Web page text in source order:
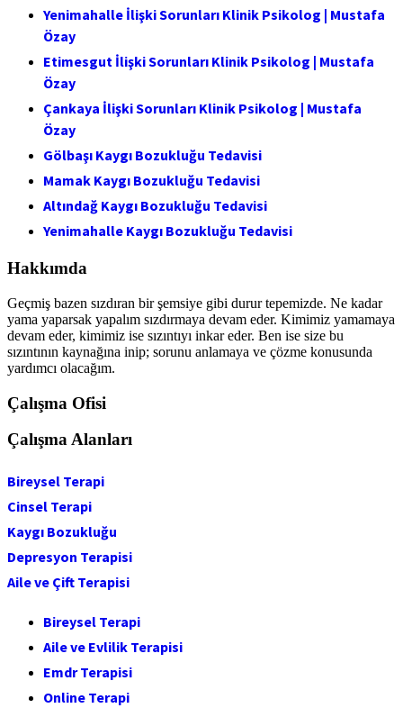
Yenimahalle İlişki Sorunları Klinik Psikolog | Mustafa
Özay
Etimesgut İlişki Sorunları Klinik Psikolog | Mustafa
Özay
Çankaya İlişki Sorunları Klinik Psikolog | Mustafa
Özay
Gölbaşı Kaygı Bozukluğu Tedavisi
Mamak Kaygı Bozukluğu Tedavisi
Altındağ Kaygı Bozukluğu Tedavisi
Yenimahalle Kaygı Bozukluğu Tedavisi
Hakkımda
Geçmiş bazen sızdıran bir şemsiye gibi durur tepemizde. Ne kadar
yama yaparsak yapalım sızdırmaya devam eder. Kimimiz yamamaya
devam eder, kimimiz ise sızıntıyı inkar eder. Ben ise size bu
sızıntının kaynağına inip; sorunu anlamaya ve çözme konusunda
yardımcı olacağım.
Çalışma Ofisi
Çalışma Alanları
Bireysel Terapi
Cinsel Terapi
Kaygı Bozukluğu
Depresyon Terapisi
Aile ve Çift Terapisi
Bireysel Terapi
Aile ve Evlilik Terapisi
Emdr Terapisi
Online Terapi